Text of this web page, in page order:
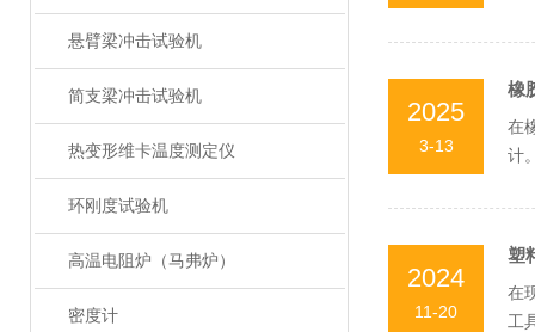
悬臂梁冲击试验机
简支梁冲击试验机
热变形维卡温度测定仪
环刚度试验机
高温电阻炉（马弗炉）
密度计
2025
3-13
橡
在
计
2024
11-20
塑
在
工